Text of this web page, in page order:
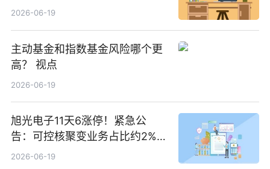
2026-06-19
主动基金和指数基金风险哪个更
高？ 视点
2026-06-19
旭光电子11天6涨停！紧急公
告：可控核聚变业务占比约2%！
前沿热点
2026-06-19